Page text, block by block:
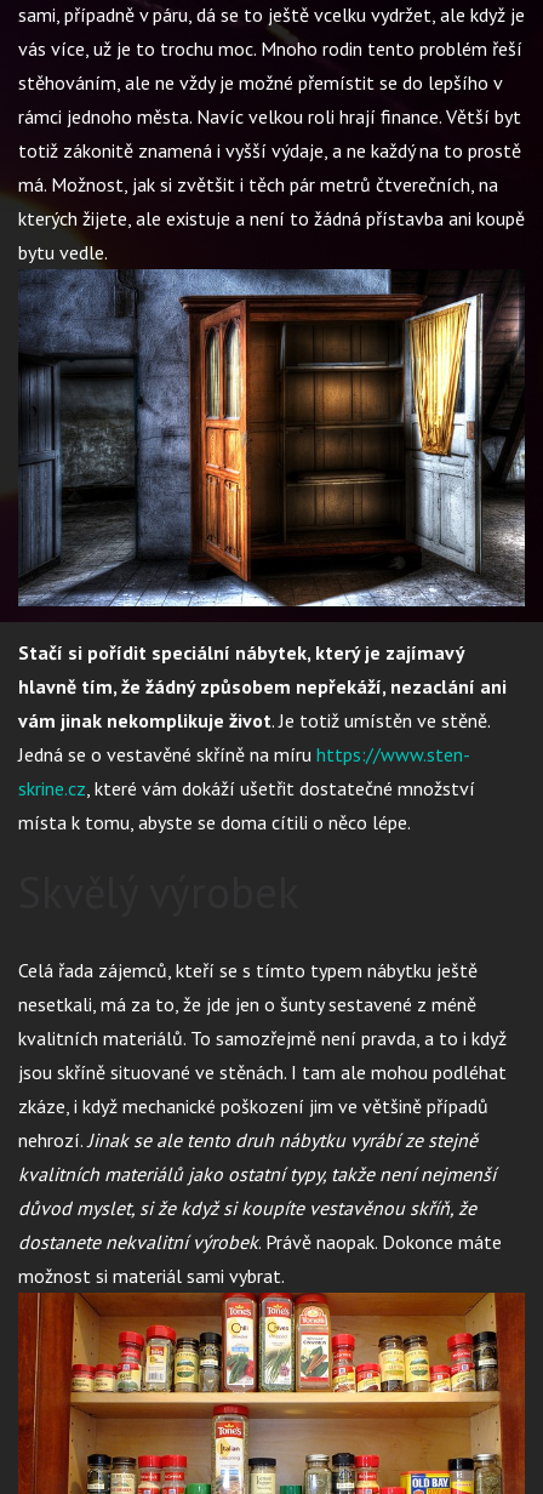
sami, případně v páru, dá se to ještě vcelku vydržet, ale když je
vás více, už je to trochu moc. Mnoho rodin tento problém řeší
stěhováním, ale ne vždy je možné přemístit se do lepšího v
rámci jednoho města. Navíc velkou roli hrají finance. Větší byt
totiž zákonitě znamená i vyšší výdaje, a ne každý na to prostě
má. Možnost, jak si zvětšit i těch pár metrů čtverečních, na
kterých žijete, ale existuje a není to žádná přístavba ani koupě
bytu vedle.
Stačí si pořídit speciální nábytek, který je zajímavý
hlavně tím, že žádný způsobem nepřekáží, nezaclání ani
vám jinak nekomplikuje život. Je totiž umístěn ve stěně.
Jedná se o vestavěné skříně na míru https://www.sten-
skrine.cz, které vám dokáží ušetřit dostatečné množství
místa k tomu, abyste se doma cítili o něco lépe.
Celá řada zájemců, kteří se s tímto typem nábytku ještě
nesetkali, má za to, že jde jen o šunty sestavené z méně
kvalitních materiálů. To samozřejmě není pravda, a to i když
jsou skříně situované ve stěnách. I tam ale mohou podléhat
zkáze, i když mechanické poškození jim ve většině případů
nehrozí.Jinak se ale tento druh nábytku vyrábí ze stejně
kvalitních materiálů jako ostatní typy, takže není nejmenší
důvod myslet, si že když si koupíte vestavěnou skříň, že
dostanete nekvalitní výrobek. Právě naopak. Dokonce máte
možnost si materiál sami vybrat.